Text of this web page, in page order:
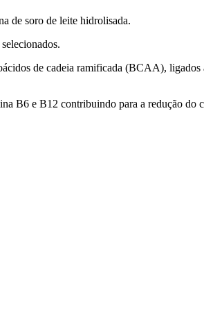
de soro de leite hidrolisada.
de cadeia ramificada (BCAA),
B6 e B12 contribuindo para a redução do